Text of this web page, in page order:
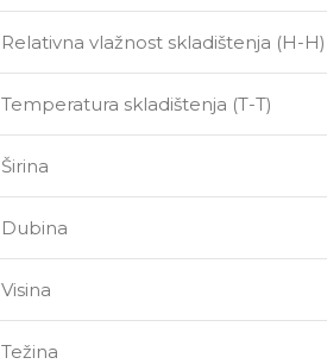
Relativna vlažnost skladištenja (H-H)
Temperatura skladištenja (T-T)
Širina
Dubina
Visina
Težina